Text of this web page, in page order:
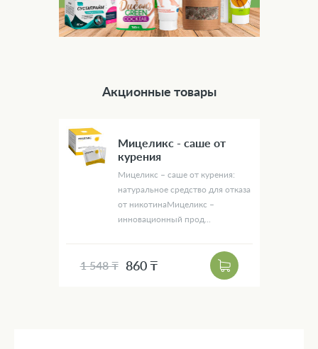
Акционные товары
Мицеликс - саше от
курения
Мицеликс – саше от курения:
натуральное средство для отказа
от никотинаМицеликс –
инновационный прод...
1 548 ₸ 860 ₸